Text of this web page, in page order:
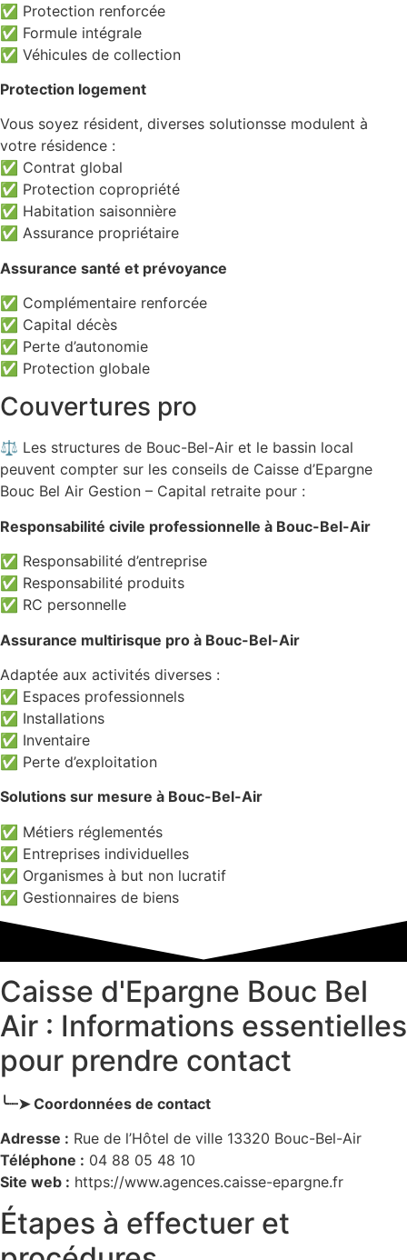
✅ Protection renforcée
✅ Formule intégrale
✅ Véhicules de collection
Protection logement
Vous soyez résident, diverses solutionsse modulent à
votre résidence :
✅ Contrat global
✅ Protection copropriété
✅ Habitation saisonnière
✅ Assurance propriétaire
Assurance santé et prévoyance
✅ Complémentaire renforcée
✅ Capital décès
✅ Perte d’autonomie
✅ Protection globale
Couvertures pro
⚖️ Les structures de Bouc-Bel-Air et le bassin local
peuvent compter sur les conseils de Caisse d’Epargne
Bouc Bel Air Gestion – Capital retraite pour :
Responsabilité civile professionnelle à Bouc-Bel-Air
✅ Responsabilité d’entreprise
✅ Responsabilité produits
✅ RC personnelle
Assurance multirisque pro à Bouc-Bel-Air
Adaptée aux activités diverses :
✅ Espaces professionnels
✅ Installations
✅ Inventaire
✅ Perte d’exploitation
Solutions sur mesure à Bouc-Bel-Air
✅ Métiers réglementés
✅ Entreprises individuelles
✅ Organismes à but non lucratif
✅ Gestionnaires de biens
Caisse d'Epargne Bouc Bel
Air : Informations essentielles
pour prendre contact
╰┈➤ Coordonnées de contact
Adresse : Rue de l’Hôtel de ville 13320 Bouc-Bel-Air
Téléphone : 04 88 05 48 10
Site web : https://www.agences.caisse-epargne.fr
Étapes à effectuer et